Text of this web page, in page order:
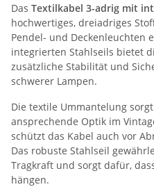
Das Textilkabel 3-adrig mit
hochwertiges, dreiadriges
Pendel- und Deckenleuchten
integrierten Stahlseils bietet
zusätzliche Stabilität und
schwerer Lampen.
Die textile Ummantelung
ansprechende Optik im
schützt das Kabel auch vor
Das robuste Stahlseil
Tragkraft und sorgt dafür,
hängen.